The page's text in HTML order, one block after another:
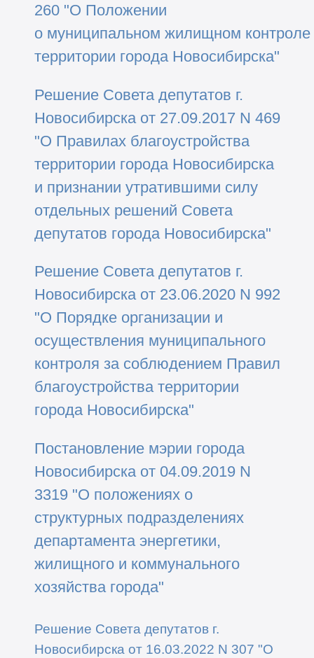
260 "О Положении
о муниципальном жилищном контроле
территории города Новосибирска"
Решение Совета депутатов г.
Новосибирска от 27.09.2017 N 469
"О Правилах благоустройства
территории города Новосибирска
и признании утратившими силу
отдельных решений Совета
депутатов города Новосибирска"
Решение Совета депутатов г.
Новосибирска от 23.06.2020 N 992
"О Порядке организации и
осуществления муниципального
контроля за соблюдением Правил
благоустройства территории
города Новосибирска"
Постановление мэрии города
Новосибирска от 04.09.2019 N
3319 "О положениях о
структурных подразделениях
департамента энергетики,
жилищного и коммунального
хозяйства города"
Решение Совета депутатов г.
Новосибирска от 16.03.2022 N 307 "О